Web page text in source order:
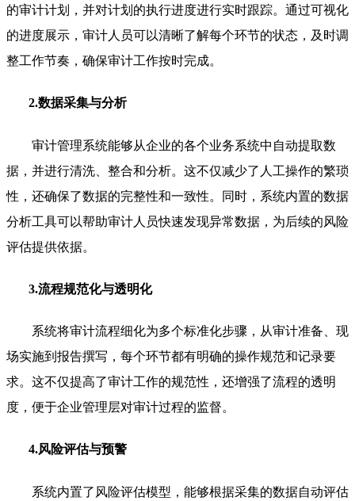
的审计计划，并对计划的执行进度进行实时跟踪。通过可视化
的进度展示，审计人员可以清晰了解每个环节的状态，及时调
整工作节奏，确保审计工作按时完成。
2.数据采集与分析
审计管理系统能够从企业的各个业务系统中自动提取数
据，并进行清洗、整合和分析。这不仅减少了人工操作的繁琐
性，还确保了数据的完整性和一致性。同时，系统内置的数据
分析工具可以帮助审计人员快速发现异常数据，为后续的风险
评估提供依据。
3.流程规范化与透明化
系统将审计流程细化为多个标准化步骤，从审计准备、现
场实施到报告撰写，每个环节都有明确的操作规范和记录要
求。这不仅提高了审计工作的规范性，还增强了流程的透明
度，便于企业管理层对审计过程的监督。
4.风险评估与预警
系统内置了风险评估模型，能够根据采集的数据自动评估